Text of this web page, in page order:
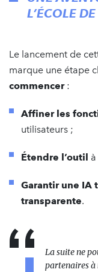
L’ÉCOLE
Le lancement de
marque une étape
commencer:
Affiner les
utilisateurs ;
Étendre l’outil
Garantir une IA
transparente.
La suite ne
partenaires à